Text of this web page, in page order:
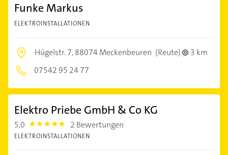
Funke Markus
ELEKTROINSTALLATIONEN
Hügelstr. 7,88074 Meckenbeuren (Reute)
3 km
07542 95 24 77
Elektro Priebe GmbH & Co KG
5,0 5.0 2 Bewertungen
ELEKTROINSTALLATIONEN